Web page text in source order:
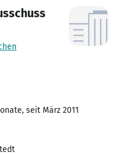
seit März 2011